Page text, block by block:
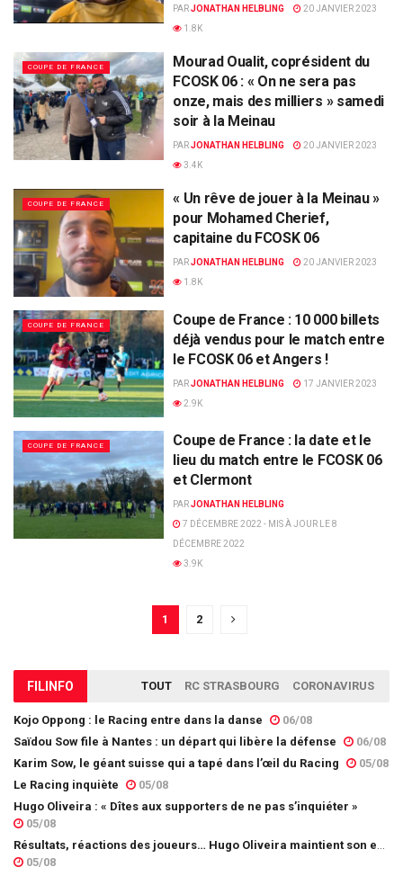
PARJONATHAN HELBLING
20 JANVIER 2023
1.8K
COUPE DE FRANCE
Mourad Oualit, coprésident du
FCOSK 06 : « On ne sera pas
onze, mais des milliers » samedi
soir à la Meinau
PARJONATHAN HELBLING
20 JANVIER 2023
3.4K
COUPE DE FRANCE
« Un rêve de jouer à la Meinau »
pour Mohamed Cherief,
capitaine du FCOSK 06
PARJONATHAN HELBLING
20 JANVIER 2023
1.8K
COUPE DE FRANCE
Coupe de France : 10 000 billets
déjà vendus pour le match entre
le FCOSK 06 et Angers !
PARJONATHAN HELBLING
17 JANVIER 2023
2.9K
COUPE DE FRANCE
Coupe de France : la date et le
lieu du match entre le FCOSK 06
et Clermont
PARJONATHAN HELBLING
7 DÉCEMBRE 2022 - MIS À JOUR LE 8
DÉCEMBRE 2022
3.9K
1 2
FIL INFO TOUT RC STRASBOURG CORONAVIRUS
Kojo Oppong : le Racing entre dans la danse
06/08
Saïdou Sow file à Nantes : un départ qui libère la défense
06/08
Karim Sow, le géant suisse qui a tapé dans l’œil du Racing
05/08
Le Racing inquiète
05/08
Hugo Oliveira : « Dîtes aux supporters de ne pas s’inquiéter »
05/08
05/08